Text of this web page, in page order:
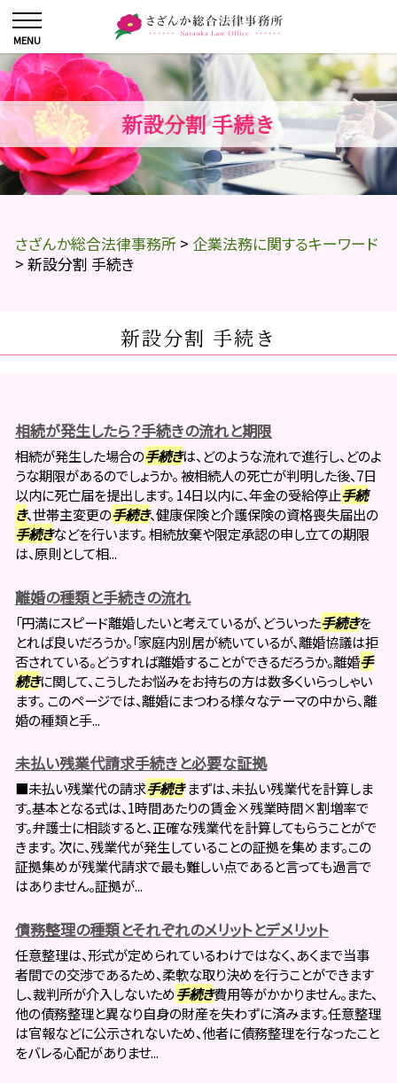
新設分割 手続き
さざんか総合法律事務所 > 企業法務に関するキーワード
> 新設分割 手続き
新設分割 手続き
相続が発生したら？手続きの流れと期限
相続が発生した場合の手続きは、どのような流れで進行し、どのよ
うな期限があるのでしょうか。 被相続人の死亡が判明した後、7日
以内に死亡届を提出します。 14日以内に、年金の受給停止手続
き、世帯主変更の手続き、健康保険と介護保険の資格喪失届出の
手続きなどを行います。 相続放棄や限定承認の申し立ての期限
は、原則として相...
離婚の種類と手続きの流れ
「円満にスピード離婚したいと考えているが、どういった手続きを
とれば良いだろうか。「家庭内別居が続いているが、離婚協議は拒
否されている。どうすれば離婚することができるだろうか。離婚手
続きに関して、こうしたお悩みをお持ちの方は数多くいらっしゃい
ます。 このページでは、離婚にまつわる様々なテーマの中から、離
婚の種類と手...
未払い残業代請求手続きと必要な証拠
■未払い残業代の請求手続きまずは、未払い残業代を計算しま
す。基本となる式は、1時間あたりの賃金×残業時間×割増率で
す。弁護士に相談すると、正確な残業代を計算してもらうことがで
きます。 次に、残業代が発生していることの証拠を集めます。この
証拠集めが残業代請求で最も難しい点であると言っても過言で
はありません。証拠が...
債務整理の種類とそれぞれのメリットとデメリット
任意整理は、形式が定められているわけではなく、あくまで当事
者間での交渉であるため、柔軟な取り決めを行うことができます
し、裁判所が介入しないため手続き費用等がかかりません。また、
他の債務整理と異なり自身の財産を失わずに済みます。任意整理
は官報などに公示されないため、他者に債務整理を行なったこと
をバレる心配がありませ...